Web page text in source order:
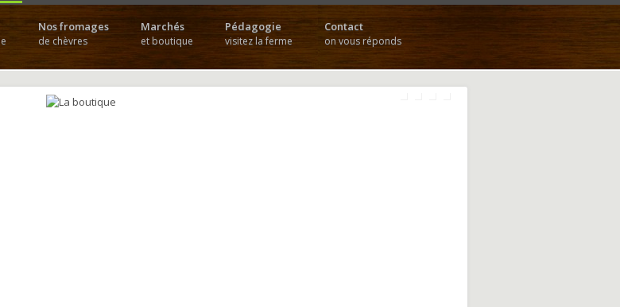
Nos fromages
de chèvres
Marchés
et boutique
Pédagogie
visitez la ferme
Contact
on vous réponds